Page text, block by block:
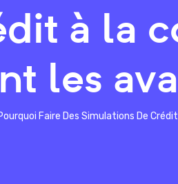
à la
les
Faire Des Simulations De